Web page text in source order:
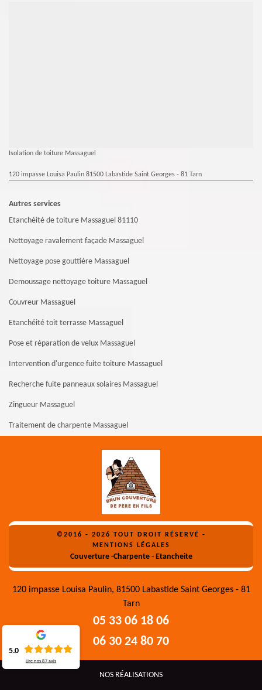
NOS RÉALISATIONS
Isolation de toiture Massaguel
120 impasse Louisa Paulin 81500 Labastide Saint Georges - 81 Tarn
Autres services
Etanchéité de toiture Massaguel 81110
Nettoyage ravalement façade Massaguel
Nettoyage pose gouttière Massaguel
Demoussage nettoyage toiture Massaguel
Couvreur Massaguel
Etanchéité toit terrasse Massaguel
Pose et réparation de velux Massaguel
Intervention d'urgence fuite toiture Massaguel
Recherche fuite panneaux solaires Massaguel
Zingueur Massaguel
Traitement de charpente Massaguel
©2016 - 2026 TOUT DROIT RÉSERVÉ -
MENTIONS LÉGALES
Couverture -Charpente - Etancheite
120 impasse Louisa Paulin, 81500 Labastide Saint Georges - 81
Tarn
05 33 06 18 06
06 30 24 80 70
5.0
Lire nos87 avis